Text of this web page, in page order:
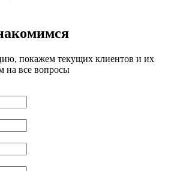
покажем текущих клиентов и их
на все вопросы